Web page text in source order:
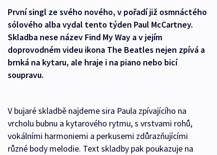
První singl ze svého nového, v pořadí již osmnáctého
sólového alba vydal tento týden Paul McCartney.
Skladba nese název Find My Way a v jejím
doprovodném videu ikona The Beatles nejen zpívá a
brnká na kytaru, ale hraje i na piano nebo bicí
soupravu.
V bujaré skladbě najdeme sira Paula zpívajícího na
vrcholu bubnu a kytarového rytmu, s vrstvami rohů,
vokálními harmoniemi a perkusemi zdůrazňujícími
různé body melodie. Text skladby pak poukazuje na